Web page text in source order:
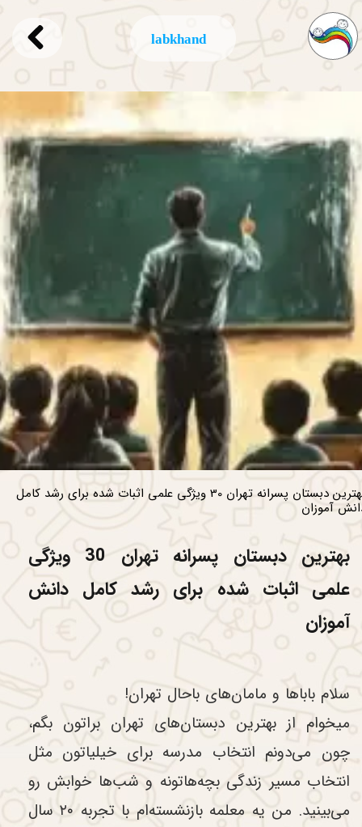
labkhand
بهترین دبستان پسرانه تهران 30 ویژگی علمی اثبات شده برای رشد کامل
آموزان
بهترین دبستان پسرانه تهران 30 ویژگی
علمی اثبات شده برای رشد کامل دانش
آموزان
سلام باباها و مامان‌های باحال تهران!
میخوام از بهترین دبستان‌های تهران براتون بگم،
چون می‌دونم انتخاب مدرسه برای خیلیاتون مثل
انتخاب مسیر زندگی بچه‌هاتونه و شب‌ها خوابش رو
می‌بینید. من یه معلمه بازنشسته‌ام با تجربه ۲۰ سال